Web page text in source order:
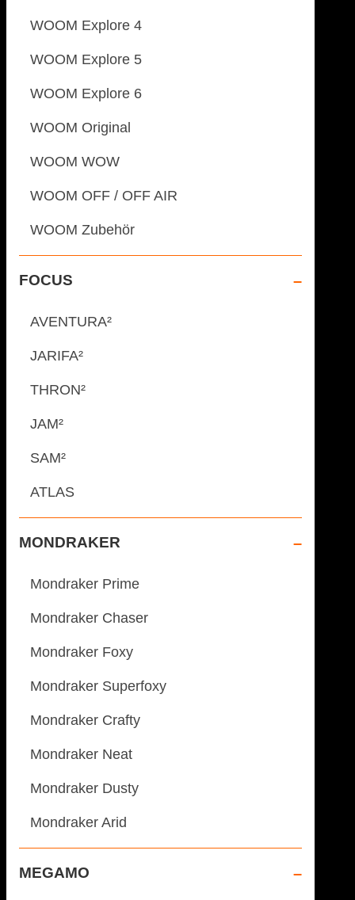
WOOM Explore 4
WOOM Explore 5
WOOM Explore 6
WOOM Original
WOOM WOW
WOOM OFF / OFF AIR
WOOM Zubehör
FOCUS
AVENTURA²
JARIFA²
THRON²
JAM²
SAM²
ATLAS
MONDRAKER
Mondraker Prime
Mondraker Chaser
Mondraker Foxy
Mondraker Superfoxy
Mondraker Crafty
Mondraker Neat
Mondraker Dusty
Mondraker Arid
MEGAMO